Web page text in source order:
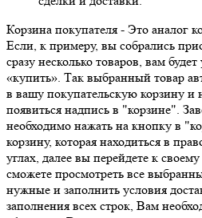
Корзина покупателя - Это аналог
Если, к примеру, вы собрались
сразу несколько товаров, вам
«купить». Так выбранный товар
в вашу покупательскую корзину и
появиться надпись в "корзине".
необходимо нажать на кнопку в
корзину, которая находиться в
углах, далее вы перейдете к своему
сможете просмотреть все
нужные и заполнить условия
заполнения всех строк, Вам